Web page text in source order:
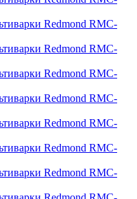
Redmond RMC-
Redmond RMC-
Redmond RMC-
Redmond RMC-
Redmond RMC-
Redmond RMC-
Redmond RMC-